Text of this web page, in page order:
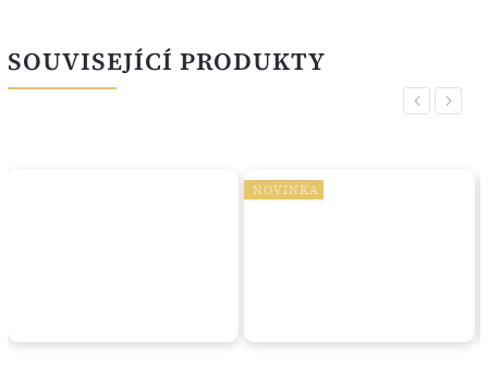
SOUVISEJÍCÍ PRODUKTY
Previous
NOVINKA
Next